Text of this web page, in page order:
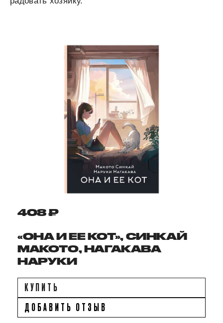
408 ₽
«ОНА И ЕЕ КОТ», СИНКАЙ
МАКОТО, НАГАКАВА
НАРУКИ
КУПИТЬ
ДОБАВИТЬ ОТЗЫВ